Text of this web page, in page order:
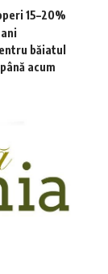
15–20%
băiatul
acum